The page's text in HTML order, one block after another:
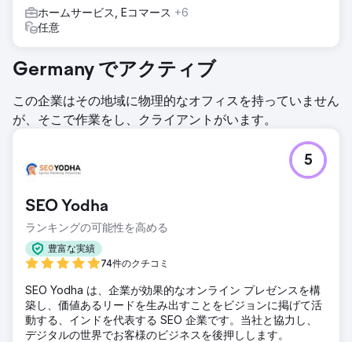
ホームサービス, Eコマース +6
任意
Germany でアクティブ
この企業はその地域に物理的なオフィスを持っていません
が、そこで作業をし、クライアントがいます。
SEO Yodha
ランキングの可能性を高める
豊富な実績
74件のクチコミ
5
SEO Yodha は、企業が効果的なオンライン プレゼンスを構
築し、価値あるリードを生み出すことをビジョンに掲げて活
動する、インドを代表する SEO 企業です。当社と協力し、
デジタルの世界でお客様のビジネスを後押しします。